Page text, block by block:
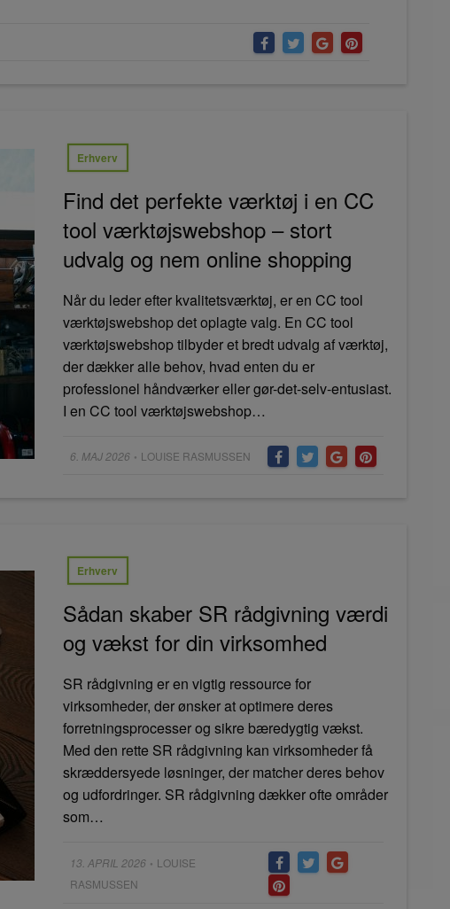
Erhverv
Find det perfekte værktøj i en CC
tool værktøjswebshop – stort
udvalg og nem online shopping
Når du leder efter kvalitetsværktøj, er en CC tool
værktøjswebshop det oplagte valg. En CC tool
værktøjswebshop tilbyder et bredt udvalg af værktøj,
der dækker alle behov, hvad enten du er
professionel håndværker eller gør-det-selv-entusiast.
I en CC tool værktøjswebshop…
Posted
6. MAJ 2026 • LOUISE RASMUSSEN
Erhverv
Sådan skaber SR rådgivning værdi
og vækst for din virksomhed
SR rådgivning er en vigtig ressource for
virksomheder, der ønsker at optimere deres
forretningsprocesser og sikre bæredygtig vækst.
Med den rette SR rådgivning kan virksomheder få
skræddersyede løsninger, der matcher deres behov
og udfordringer. SR rådgivning dækker ofte områder
som…
Posted
13. APRIL 2026 • LOUISE
RASMUSSEN